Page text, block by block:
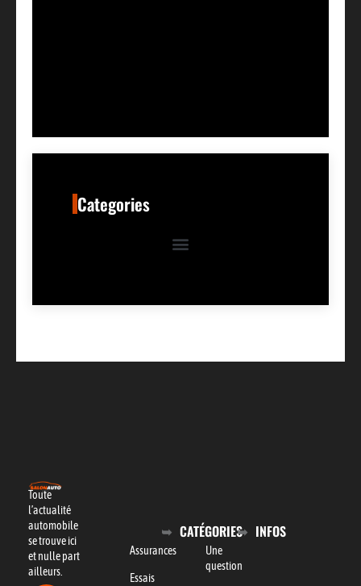
Categories
Toute
l’actualité
automobile
se trouve ici
et nulle part
ailleurs.
CATÉGORIES
Assurances
Essais
INFOS
Une
question